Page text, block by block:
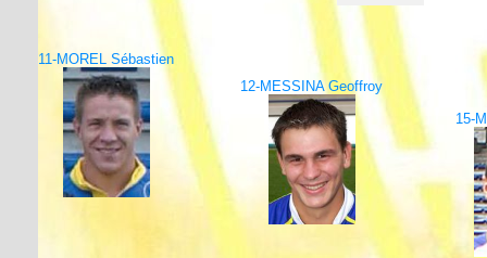
11-MOREL Sébastien
12-MESSINA Geoffroy
15-